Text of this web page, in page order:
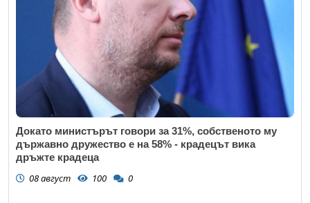
Докато министърът говори за 31%, собственото му
държавно дружество е на 58% - крадецът вика
дръжте крадеца
08 август 100 0